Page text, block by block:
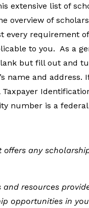
extensive list of
overview of
every requirement
to you. As a
but fill out and
name and
number is a
any
and resources
opportunities in